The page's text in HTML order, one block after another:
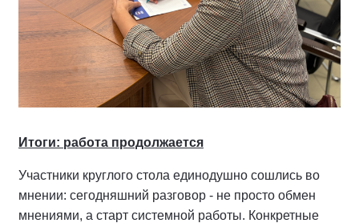
Итоги: работа продолжается
Участники круглого стола единодушно сошлись во
мнении: сегодняшний разговор - не просто обмен
мнениями, а старт системной работы. Конкретные